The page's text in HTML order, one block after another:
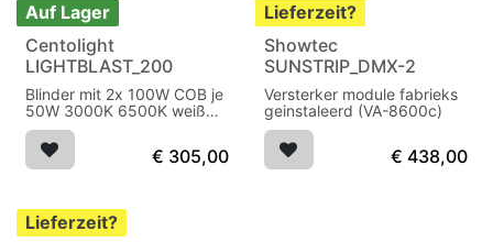
Auf Lager
Centolight
LIGHTBLAST_200
Blinder mit 2x 100W COB je
50W 3000K 6500K weiß
80°
€ 305,00
Lieferzeit?
Showtec
SUNSTRIP_DMX-2
Versterker module fabrieks
geinstaleerd (VA-8600c)
€ 438,00
Lieferzeit?